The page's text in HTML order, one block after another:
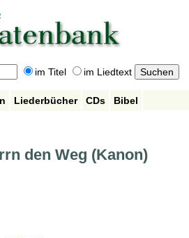
im Titel im Liedtext
Liederbücher CDs
Bibel
den Weg (Kanon)